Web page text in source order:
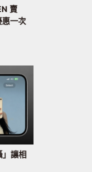
賣
一次
」讓相